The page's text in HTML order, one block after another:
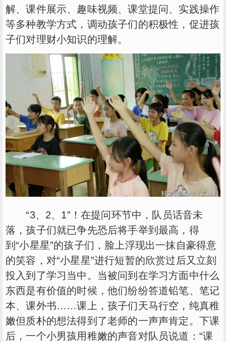
解、课件展示、趣味视频、课堂提问、实践操作
等多种教学方式，调动孩子们的积极性，促进孩
子们对理财小知识的理解。
“3、2、1”！在提问环节中，队员话音未
落，孩子们就已争先恐后将手举到最高，得
到“小星星”的孩子们，脸上浮现出一抹自豪得意
的笑容，对“小星星”进行短暂的欣赏过后又立刻
投入到了学习当中。当被问到在学习方面中什么
东西是有价值的时候，他们纷纷答道铅笔、笔记
本、课外书……课上，孩子们天马行空，纯真稚
嫩但质朴的想法得到了老师的一声声肯定。下课
后，一个小男孩用稚嫩的声音对队员说道：“课